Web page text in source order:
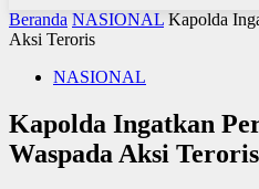
Beranda NASIONAL Kapolda
Aksi Teroris
NASIONAL
Kapolda Ingatkan
Waspada Aksi Teroris